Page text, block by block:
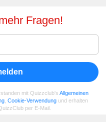
Fragen!
mit Quizzclub's Allgemeinen
Cookie-Verwendung und erhalten
per E-Mail.